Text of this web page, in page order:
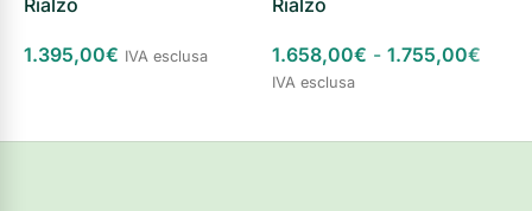
Rialzo
1.395,00€ IVA esclusa
Rialzo
1.658,00€ - 1.755,00€
IVA esclusa